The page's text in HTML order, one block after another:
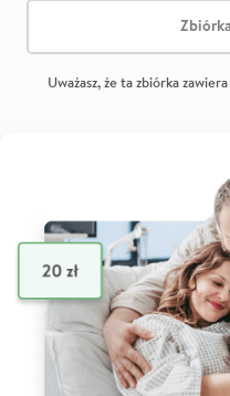
Uważasz, że ta zbiórka zawiera